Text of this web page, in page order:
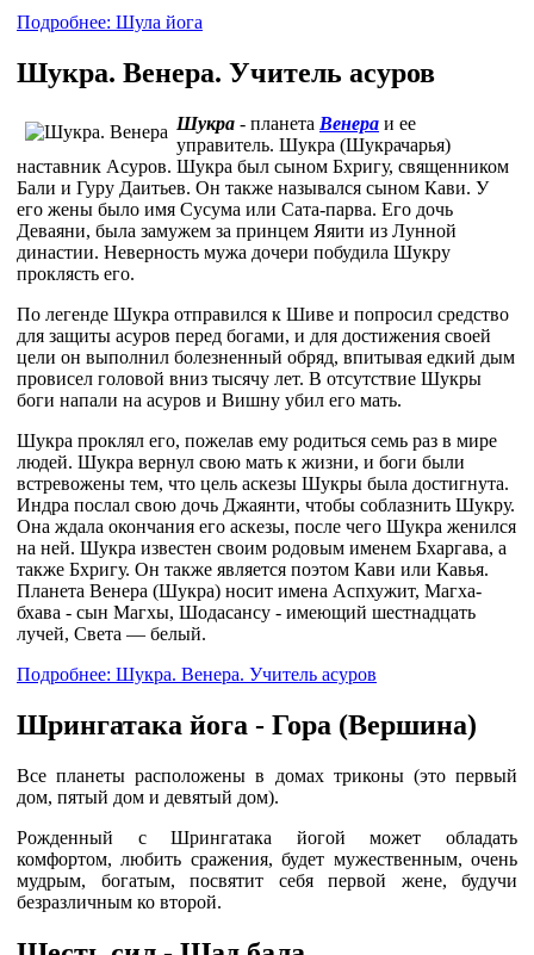
Подробнее: Шула йога
Шукра. Венера. Учитель асуров
Шукра - планета Венера и ее
управитель. Шукра (Шукрачарья)
наставник Асуров. Шукра был сыном Бхригу, священником
Бали и Гуру Даитьев. Он также назывался сыном Кави. У
его жены было имя Сусума или Сата-парва. Его дочь
Деваяни, была замужем за принцем Яяити из Лунной
династии. Неверность мужа дочери побудила Шукру
проклясть его.
По легенде Шукра отправился к Шиве и попросил средство
для защиты асуров перед богами, и для достижения своей
цели он выполнил болезненный обряд, впитывая едкий дым
провисел головой вниз тысячу лет. В отсутствие Шукры
боги напали на асуров и Вишну убил его мать.
Шукра проклял его, пожелав ему родиться семь раз в мире
людей. Шукра вернул свою мать к жизни, и боги были
встревожены тем, что цель аскезы Шукры была достигнута.
Индра послал свою дочь Джаянти, чтобы соблазнить Шукру.
Она ждала окончания его аскезы, после чего Шукра женился
на ней. Шукра известен своим родовым именем Бхаргава, а
также Бхригу. Он также является поэтом Кави или Кавья.
Планета Венера (Шукра) носит имена Аспхужит, Магха-
бхава - сын Магхы, Шодасансу - имеющий шестнадцать
лучей, Света — белый.
Подробнее: Шукра. Венера. Учитель асуров
Шрингатака йога - Гора (Вершина)
Все планеты расположены в домах триконы (это первый
дом, пятый дом и девятый дом).
Рожденный с Шрингатака йогой может обладать
комфортом, любить сражения, будет мужественным, очень
мудрым, богатым, посвятит себя первой жене, будучи
безразличным ко второй.